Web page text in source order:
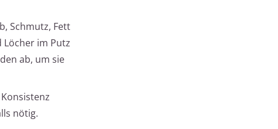
Schmutz, Fett
Löcher im Putz
ab, um sie
nötig.